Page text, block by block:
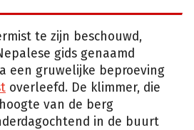
te zijn beschouwd,
gids genaamd
een gruwelijke beproeving
overleefd. De klimmer, die
van de berg
in de buurt